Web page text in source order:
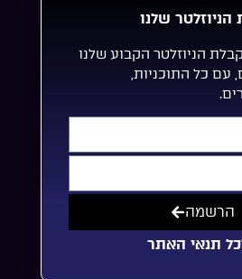
שלנו
הניוזלטר הקבוע שלנו
עם כל התוכניות,
תנאי האתר
הרשמה